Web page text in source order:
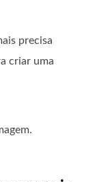
precisa
criar uma